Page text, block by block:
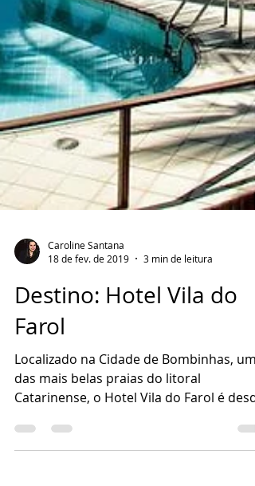
18 de fev. de 2019
3 min de leitura
Destino: Hotel Vila do
Farol
Localizado na Cidade de Bombinhas, uma
Catarinense, o Hotel Vila do Farol é desde
o ano 2000 uma atração...